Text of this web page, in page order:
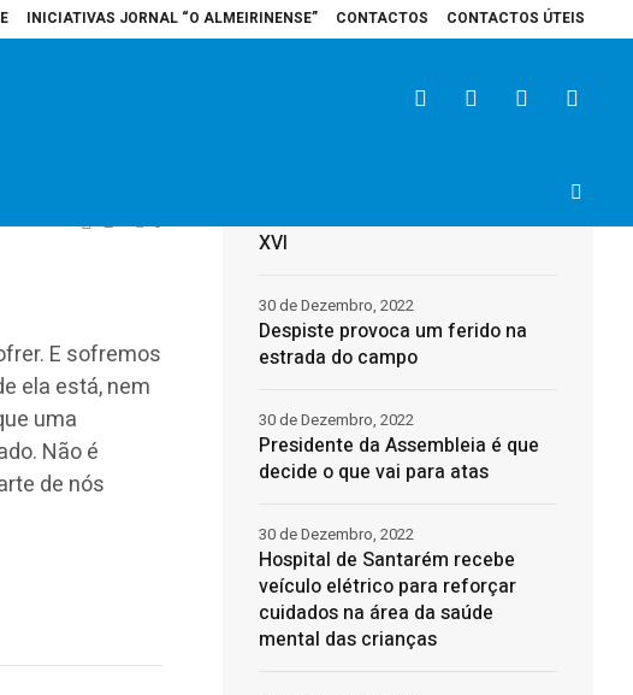
INICIATIVAS JORNAL “O ALMEIRINENSE” CONTACTOS CONTACTOS ÚTEIS
atas Hospital de Santarém recebe veículo elétrico para reforçar cuidados na área
2 0
E sofremos
ela está, nem
uma
Não é
de nós
XVI
Despiste provoca um ferido na
estrada do campo
30 de Dezembro, 2022
Presidente da Assembleia é que
decide o que vai para atas
30 de Dezembro, 2022
Hospital de Santarém recebe
veículo elétrico para reforçar
cuidados na área da saúde
mental das crianças
30 de Dezembro, 2022